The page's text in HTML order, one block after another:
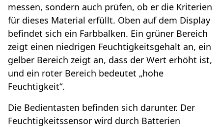
messen, sondern auch prüfen, ob er die Kriterien
für dieses Material erfüllt. Oben auf dem Display
befindet sich ein Farbbalken. Ein grüner Bereich
zeigt einen niedrigen Feuchtigkeitsgehalt an, ein
gelber Bereich zeigt an, dass der Wert erhöht ist,
und ein roter Bereich bedeutet „hohe
Feuchtigkeit“.
Die Bedientasten befinden sich darunter. Der
Feuchtigkeitssensor wird durch Batterien